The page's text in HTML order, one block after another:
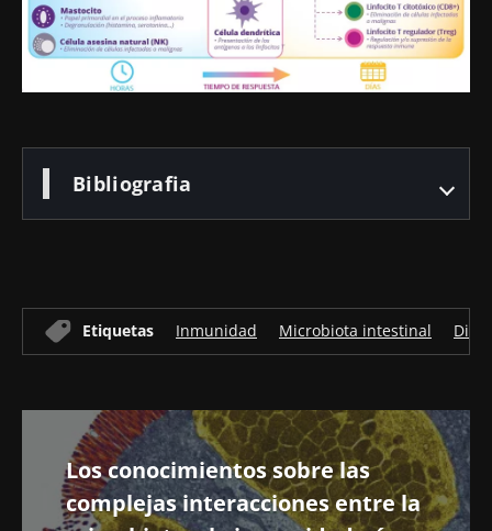
Bibliografia
Etiquetas Inmunidad Microbiota intestinal
Los conocimientos sobre las
complejas interacciones entre la